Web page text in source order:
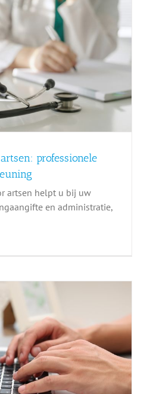
professionele
artsen helpt u bij uw
en administratie,